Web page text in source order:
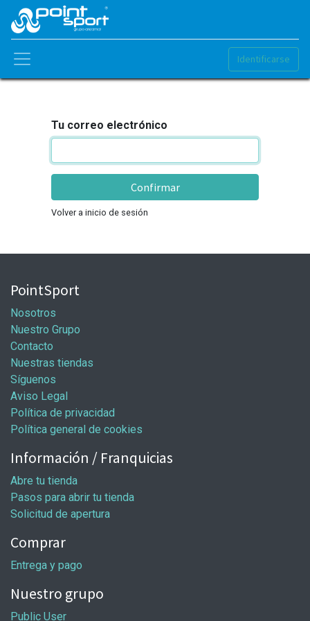
Identificarse
Tu correo electrónico
Confirmar
Volver a inicio de sesión
PointSport
Nosotros
Nuestro Grupo
Contacto
Nuestras tiendas
Síguenos
Aviso Legal
Política de privacidad
Política general de cookies
Información / Franquicias
Abre tu tienda
Pasos para abrir tu tienda
Solicitud de apertura
Comprar
Entrega y pago
Nuestro grupo
Public User